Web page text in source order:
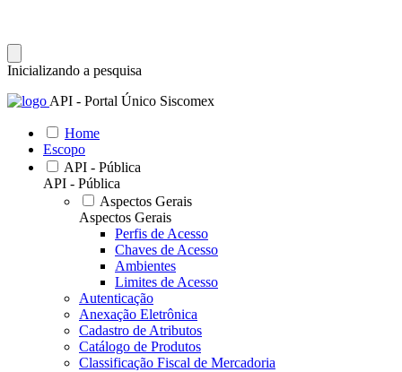
Inicializando a pesquisa
API - Portal Único Siscomex
Home
Escopo
API - Pública
API - Pública
Aspectos Gerais
Aspectos Gerais
Perfis de Acesso
Chaves de Acesso
Ambientes
Limites de Acesso
Autenticação
Anexação Eletrônica
Cadastro de Atributos
Catálogo de Produtos
Classificação Fiscal de Mercadoria